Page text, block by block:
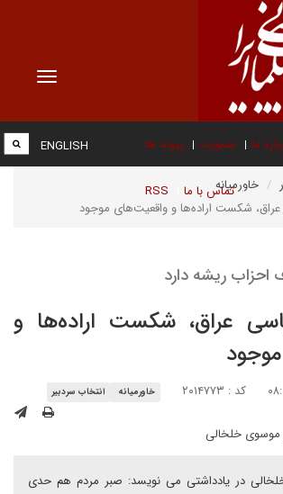
Toggle
ما عضویت پیوند ها
تماس با ما RSS
ENGLISH
خاورمیانه
شکست اراده‌ها و واقعیت‌های موجود
احزاب ریشه دارد
عراق، شکست اراده‌ها و
کد : ۲۰۱۴۷۷۳ خاورمیانه انتخاب سردبیر
خلخالی
در یادداشتی می نویسد: صبر مردم هم حدی